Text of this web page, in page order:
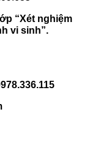
“Xét nghiệm
vi sinh”.